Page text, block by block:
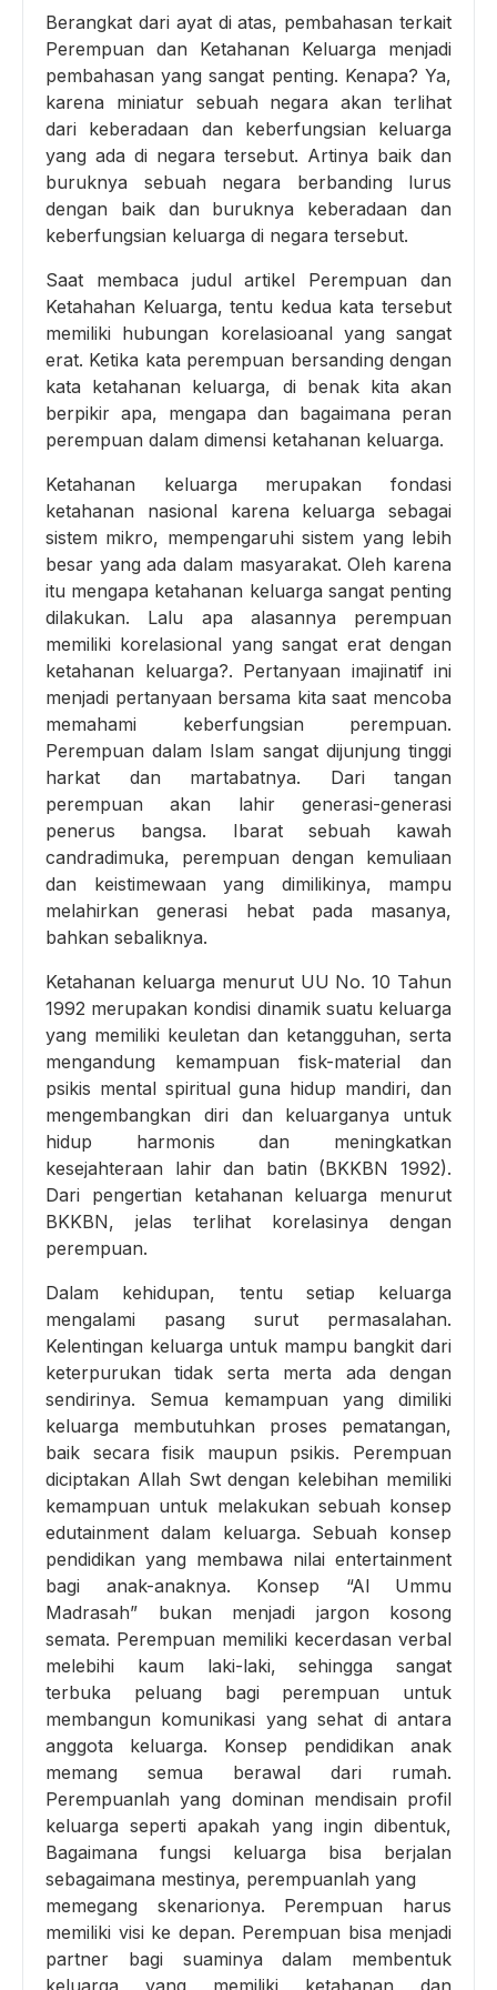
Berangkat dari ayat di atas, pembahasan terkait
Perempuan dan Ketahanan Keluarga menjadi
pembahasan yang sangat penting. Kenapa? Ya,
karena miniatur sebuah negara akan terlihat
dari keberadaan dan keberfungsian keluarga
yang ada di negara tersebut. Artinya baik dan
buruknya sebuah negara berbanding lurus
dengan baik dan buruknya keberadaan dan
keberfungsian keluarga di negara tersebut.
Saat membaca judul artikel Perempuan dan
Ketahahan Keluarga, tentu kedua kata tersebut
memiliki hubungan korelasioanal yang sangat
erat. Ketika kata perempuan bersanding dengan
kata ketahanan keluarga, di benak kita akan
berpikir apa, mengapa dan bagaimana peran
perempuan dalam dimensi ketahanan keluarga.
Ketahanan keluarga merupakan fondasi
ketahanan nasional karena keluarga sebagai
sistem mikro, mempengaruhi sistem yang lebih
besar yang ada dalam masyarakat. Oleh karena
itu mengapa ketahanan keluarga sangat penting
dilakukan. Lalu apa alasannya perempuan
memiliki korelasional yang sangat erat dengan
ketahanan keluarga?. Pertanyaan imajinatif ini
menjadi pertanyaan bersama kita saat mencoba
memahami keberfungsian perempuan.
Perempuan dalam Islam sangat dijunjung tinggi
harkat dan martabatnya. Dari tangan
perempuan akan lahir generasi-generasi
penerus bangsa. Ibarat sebuah kawah
candradimuka, perempuan dengan kemuliaan
dan keistimewaan yang dimilikinya, mampu
melahirkan generasi hebat pada masanya,
bahkan sebaliknya.
Ketahanan keluarga menurut UU No. 10 Tahun
1992 merupakan kondisi dinamik suatu keluarga
yang memiliki keuletan dan ketangguhan, serta
mengandung kemampuan fisk-material dan
psikis mental spiritual guna hidup mandiri, dan
mengembangkan diri dan keluarganya untuk
hidup harmonis dan meningkatkan
kesejahteraan lahir dan batin (BKKBN 1992).
Dari pengertian ketahanan keluarga menurut
BKKBN, jelas terlihat korelasinya dengan
perempuan.
Dalam kehidupan, tentu setiap keluarga
mengalami pasang surut permasalahan.
Kelentingan keluarga untuk mampu bangkit dari
keterpurukan tidak serta merta ada dengan
sendirinya. Semua kemampuan yang dimiliki
keluarga membutuhkan proses pematangan,
baik secara fisik maupun psikis. Perempuan
diciptakan Allah Swt dengan kelebihan memiliki
kemampuan untuk melakukan sebuah konsep
edutainment dalam keluarga. Sebuah konsep
pendidikan yang membawa nilai entertainment
bagi anak-anaknya. Konsep “Al Ummu
Madrasah” bukan menjadi jargon kosong
semata. Perempuan memiliki kecerdasan verbal
melebihi kaum laki-laki, sehingga sangat
terbuka peluang bagi perempuan untuk
membangun komunikasi yang sehat di antara
anggota keluarga. Konsep pendidikan anak
memang semua berawal dari rumah.
Perempuanlah yang dominan mendisain profil
keluarga seperti apakah yang ingin dibentuk,
Bagaimana fungsi keluarga bisa berjalan
sebagaimana mestinya, perempuanlah yang
memegang skenarionya. Perempuan harus
memiliki visi ke depan. Perempuan bisa menjadi
partner bagi suaminya dalam membentuk
keluarga yang memiliki ketahanan dan